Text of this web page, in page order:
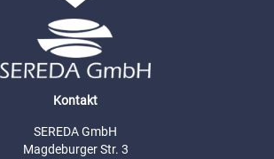
Kontakt
SEREDA GmbH
Magdeburger Str. 3